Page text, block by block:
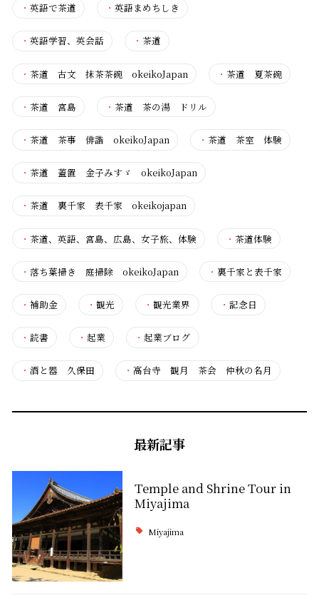
・ 英語で茶道 ・英語まめちしき
・ 英語学習、英会話 ・茶道
・ 茶道 古文 抹茶茶碗 okeikoJapan ・茶道 夏茶碗
・ 茶道 宮島 ・茶道 茶の湯 ドリル
・ 茶道 茶事 俳諧 okeikoJapan ・茶道 茶室 体験
・ 茶道 蓋置 金子みすゞ okeikoJapan
・ 茶道 裏千家 表千家 okeikojapan
・ 茶道、英語、宮島、広島、女子旅、体験 ・茶道体験
・ 落ち葉掃き 庭掃除 okeikoJapan ・裏千家と表千家
・ 補助金 ・観光 ・観光業界 ・ 記念日
・ 読書 ・起業 ・起業ブログ
・ 酒と器 久保田 ・高台寺 観月 茶会 仲秋の名月
最新記事
Temple and Shrine Tour in
Miyajima
Miyajima